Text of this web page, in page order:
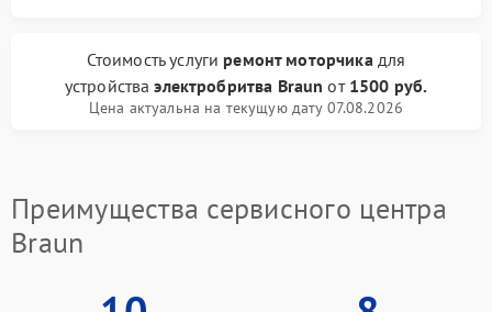
Стоимость услуги ремонт моторчикадля
устройстваэлектробритва Braun от 1500 руб.
Цена актуальна на текущую дату 07.08.2026
Преимущества сервисного центра
Braun